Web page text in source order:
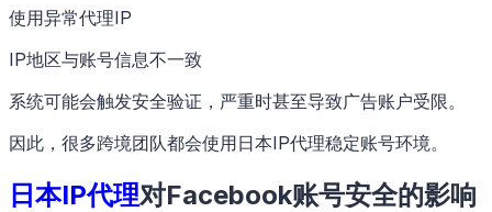
使用异常代理IP
IP地区与账号信息不一致
系统可能会触发安全验证，严重时甚至导致广告账户受限。
因此，很多跨境团队都会使用日本IP代理稳定账号环境。
日本IP代理对Facebook账号安全的影响